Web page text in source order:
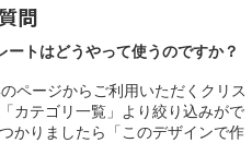
問
ートはどうやって使うのですか？
ページからご利用いただくクリス
カテゴリ一覧」より絞り込みがで
かりましたら「このデザインで作